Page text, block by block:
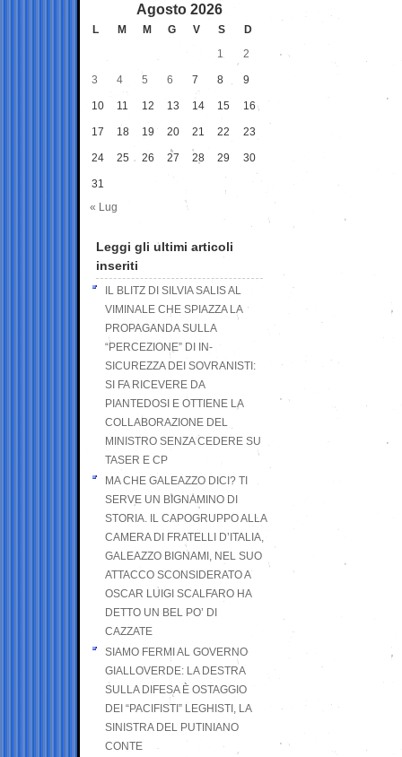
Agosto 2026
L M M G V S
D
1
2
3 4 5 6 7 8 9
10 11 12 13 14 15 16
17 18 19 20 21 22 23
24 25 26 27 28 29 30
31
« Lug
Leggi gli ultimi articoli
inseriti
IL BLITZ DI SILVIA SALIS AL
VIMINALE CHE SPIAZZA LA
PROPAGANDA SULLA
“PERCEZIONE” DI IN-
SICUREZZA DEI SOVRANISTI:
SI FA RICEVERE DA
PIANTEDOSI E OTTIENE LA
COLLABORAZIONE DEL
MINISTRO SENZA CEDERE SU
TASER E CP
MA CHE GALEAZZO DICI? TI
SERVE UN BIGNAMINO DI
STORIA. IL CAPOGRUPPO ALLA
CAMERA DI FRATELLI D’ITALIA,
GALEAZZO BIGNAMI, NEL SUO
ATTACCO SCONSIDERATO A
OSCAR LUIGI SCALFARO HA
DETTO UN BEL PO’ DI
CAZZATE
SIAMO FERMI AL GOVERNO
GIALLOVERDE: LA DESTRA
SULLA DIFESA È OSTAGGIO
DEI “PACIFISTI” LEGHISTI, LA
SINISTRA DEL PUTINIANO
CONTE